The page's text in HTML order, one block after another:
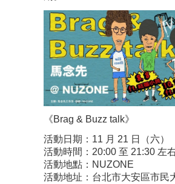
《Brag & Buzz talk》
活動日期：11 月 21 日（六）
活動時間：20:00 至 21:30 左
活動地點：NUZONE
活動地址：台北市大安區市民